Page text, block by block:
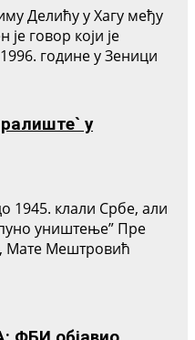
Делићу у Хагу међу
говор који је
године у Зеници
у
1945. клали Србе, али
уништење” Пре
Мате Мештровић